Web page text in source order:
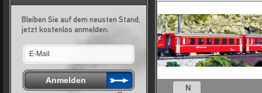
Bleiben Sie auf dem neusten Stand,
jetzt kostenlos anmelden:
N